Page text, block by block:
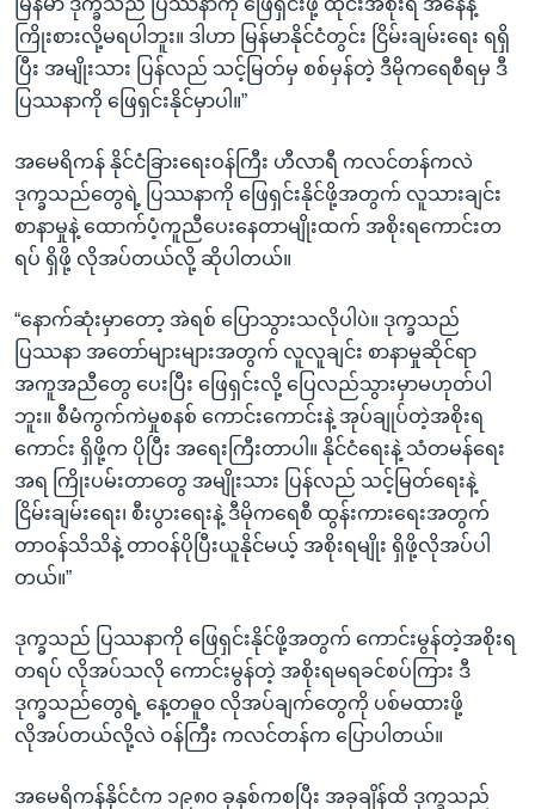
မြန်မာ ဒုက္ခသည် ပြဿနာကို ဖြေရှင်းဖို့ ထိုင်းအစိုးရ အနေနဲ့
ကြိုးစားလို့မရပါဘူး။ ဒါဟာ မြန်မာနိုင်ငံတွင်း ငြိမ်းချမ်းရေး ရရှိ
ပြီး အမျိုးသား ပြန်လည် သင့်မြတ်မှ စစ်မှန်တဲ့ ဒီမိုကရေစီရမှ ဒီ
ပြဿနာကို ဖြေရှင်းနိုင်မှာပါ။”
အမေရိကန် နိုင်ငံခြားရေးဝန်ကြီး ဟီလာရီ ကလင်တန်ကလဲ
ဒုက္ခသည်တွေရဲ့ ပြဿနာကို ဖြေရှင်းနိုင်ဖို့အတွက် လူသားချင်း
စာနာမှုနဲ့ ထောက်ပံ့ကူညီပေးနေတာမျိုးထက် အစိုးရကောင်းတ
ရပ် ရှိဖို့ လိုအပ်တယ်လို့ ဆိုပါတယ်။
“နောက်ဆုံးမှာတော့ အဲရစ် ပြောသွားသလိုပါပဲ။ ဒုက္ခသည်
ပြဿနာ အတော်များများအတွက် လူလူချင်း စာနာမှုဆိုင်ရာ
အကူအညီတွေ ပေးပြီး ဖြေရှင်းလို့ ပြေလည်သွားမှာမဟုတ်ပါ
ဘူး။ စီမံကွက်ကဲမှုစနစ် ကောင်းကောင်းနဲ့ အုပ်ချုပ်တဲ့အစိုးရ
ကောင်း ရှိဖို့က ပိုပြီး အရေးကြီးတာပါ။ နိုင်ငံရေးနဲ့ သံတမန်ရေး
အရ ကြိုးပမ်းတာတွေ အမျိုးသား ပြန်လည် သင့်မြတ်ရေးနဲ့
ငြိမ်းချမ်းရေး၊ စီးပွားရေးနဲ့ ဒီမိုကရေစီ ထွန်းကားရေးအတွက်
တာဝန်သိသိနဲ့ တာဝန်ပိုပြီးယူနိုင်မယ့် အစိုးရမျိုး ရှိဖို့လိုအပ်ပါ
တယ်။”
ဒုက္ခသည် ပြဿနာကို ဖြေရှင်းနိုင်ဖို့အတွက် ကောင်းမွန်တဲ့အစိုးရ
တရပ် လိုအပ်သလို ကောင်းမွန်တဲ့ အစိုးရမရခင်စပ်ကြား ဒီ
ဒုက္ခသည်တွေရဲ့ နေ့တဓူ၀ လိုအပ်ချက်တွေကို ပစ်မထားဖို့
လိုအပ်တယ်လို့လဲ ဝန်ကြီး ကလင်တန်က ပြောပါတယ်။
အမေရိကန်နိုင်ငံက ၁၉၈၀ ခုနှစ်ကစပြီး အခုချိန်ထိ ဒုက္ခသည်